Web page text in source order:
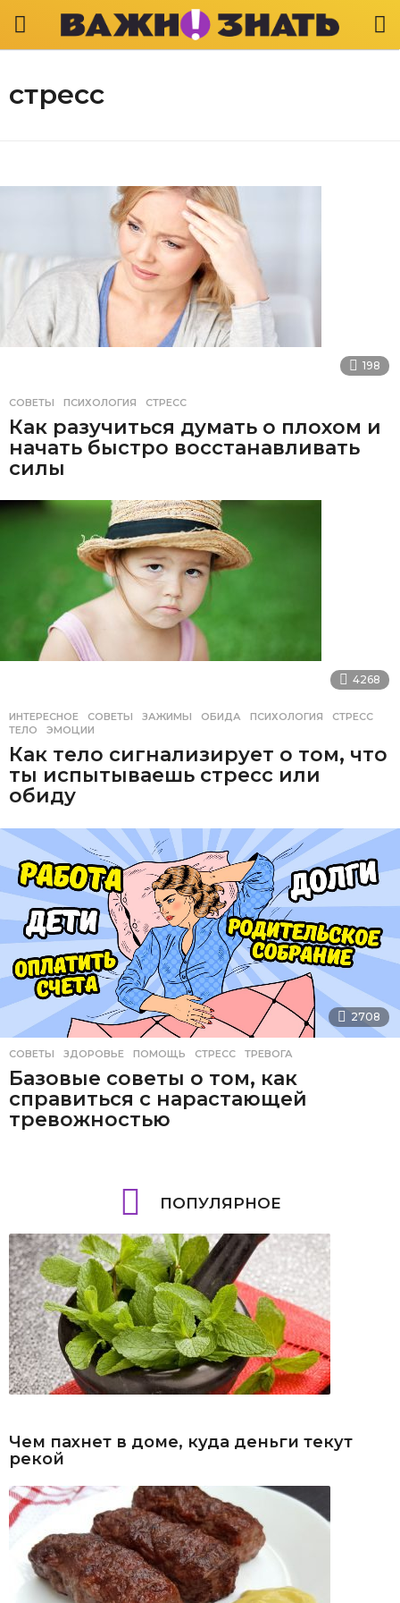
стресс
198
СОВЕТЫ ПСИХОЛОГИЯ ,СТРЕСС
Как разучиться думать о плохом и
начать быстро восстанавливать
силы
4268
ИНТЕРЕСНОЕ ,СОВЕТЫ ЗАЖИМЫ ,ОБИДА ,ПСИХОЛОГИЯ ,СТРЕСС
ТЕЛО
,ЭМОЦИИ
Как тело сигнализирует о том, что
ты испытываешь стресс или
обиду
2708
СОВЕТЫ ЗДОРОВЬЕ ,ПОМОЩЬ ,СТРЕСС ,ТРЕВОГА
Базовые советы о том, как
справиться с нарастающей
тревожностью
ПОПУЛЯРНОЕ
Чем пахнет в доме, куда деньги текут
рекой